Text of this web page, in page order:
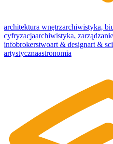
architektura wnętrzarchiwistyka,
cyfryzacjaarchiwistyka,
infobrokerstwoart & designart &
artystycznaastronomia